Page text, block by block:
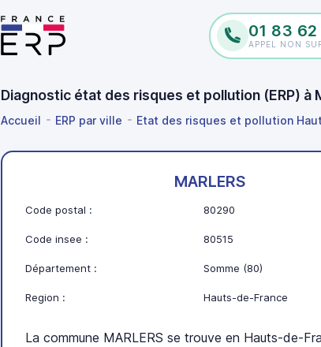
01 83 62
APPEL NON
Diagnostic état des risques et pollution (ERP) à
Accueil ERP par ville Etat des risques et pollution
MARLERS
Code postal : 80290
Code insee : 80515
Département : Somme (80)
Region : Hauts-de-France
La commune MARLERS se trouve en Hauts-de-